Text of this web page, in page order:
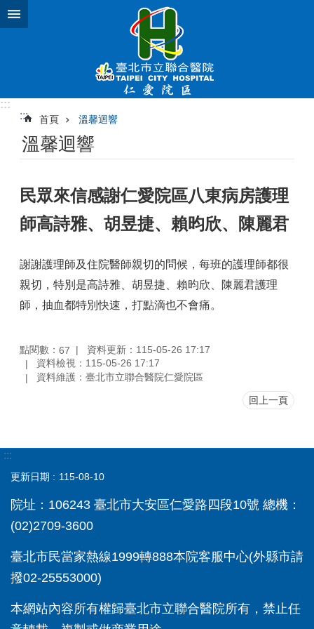
跳到主要內容區塊
:::
:::
首頁 溫馨迴響
溫馨迴響
民眾來信感謝仁愛院區八東病房護理
師高詩雅、胡昱捷、賴昀欣、陳麗君
謝謝護理師及住院醫師親切的問候，每班的護理師都很
親切，特別是高詩雅、胡昱捷、賴昀欣、陳麗君護理
師，抽血都特別快速，打點滴也不會痛。
點閱數： 67
資料更新：115-05-26 17:17
資料檢視：115-05-26 17:17
資料維護：臺北市立聯合醫院仁愛院區
回上一頁
:::
更新日期 115-08-10
院址：106243 臺北市大安區仁愛路四段10號 總機：
(02)2709-3600
臺北市民當家熱線1999轉888本院客服中心(外縣市請
撥02-25553000)
本網站內容所有權歸臺北市立聯合醫院所有，禁止任